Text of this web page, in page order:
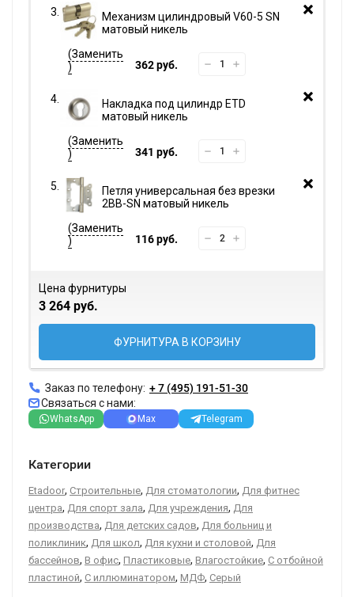
Механизм цилиндровый V60-5 SN
матовый никель
362 руб.
Накладка под цилиндр ETD
матовый никель
341 руб.
Петля универсальная без врезки
2BB-SN матовый никель
116 руб.
Цена фурнитуры
3 264 руб.
ФУРНИТУРА В КОРЗИНУ
Заказ по телефону: + 7 (495) 191-51-30
Связаться с нами:
WhatsApp Max Telegram
Категории
Etadoor, Строительные, Для стоматологии, Для фитнес
центра, Для спорт зала, Для учреждения, Для
производства, Для детских садов, Для больниц и
поликлиник, Для школ, Для кухни и столовой, Для
бассейнов, В офис, Пластиковые, Влагостойкие, С отбойной
пластиной, С иллюминатором, МДФ, Серый